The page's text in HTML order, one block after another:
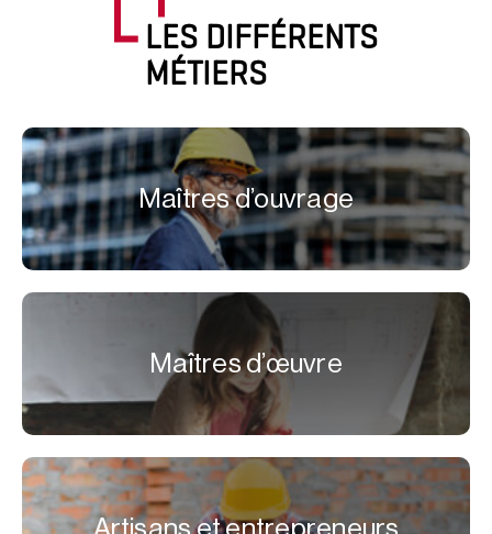
LES DIFFÉRENTS
MÉTIERS
Maîtres d’ouvrage
Maîtres d’œuvre
Artisans et entrepreneurs